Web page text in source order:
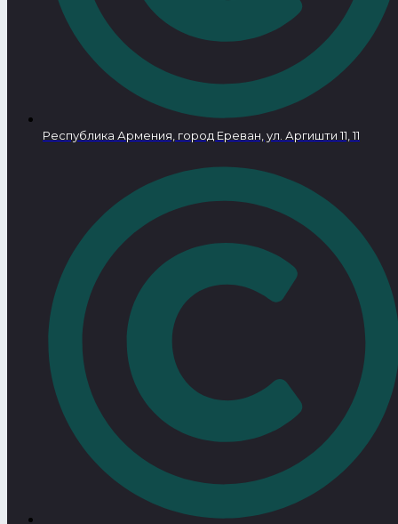
Республика Армения, город Ереван, ул. Аргишти 11, 11